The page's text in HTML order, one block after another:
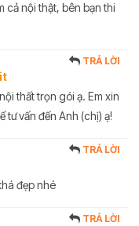
cả nội thật, bên bạn thi
TRẢ LỜI
thất trọn gói ạ. Em xin
tư vấn đến Anh (chị) ạ!
TRẢ LỜI
đẹp nhé
TRẢ LỜI